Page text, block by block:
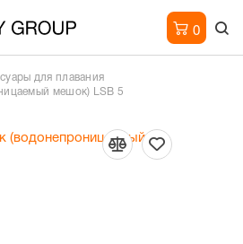
0
для плавания
мешок) LSB 5